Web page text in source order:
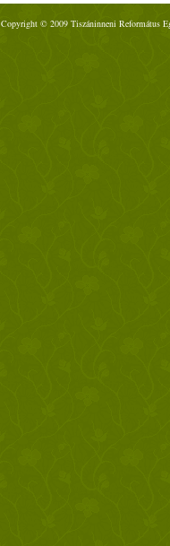
Copyright © 2009 Tiszáninneni Református